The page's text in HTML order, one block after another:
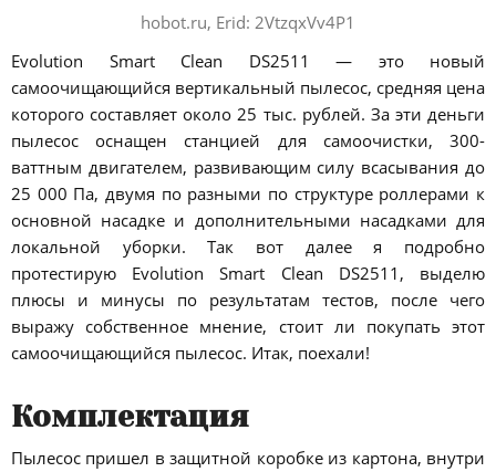
hobot.ru, Erid: 2VtzqxVv4P1
Evolution Smart Clean DS2511 — это новый
самоочищающийся вертикальный пылесос, средняя цена
которого составляет около 25 тыс. рублей. За эти деньги
пылесос оснащен станцией для самоочистки, 300-
ваттным двигателем, развивающим силу всасывания до
25 000 Па, двумя по разными по структуре роллерами к
основной насадке и дополнительными насадками для
локальной уборки. Так вот далее я подробно
протестирую Evolution Smart Clean DS2511, выделю
плюсы и минусы по результатам тестов, после чего
выражу собственное мнение, стоит ли покупать этот
самоочищающийся пылесос. Итак, поехали!
Комплектация
Пылесос пришел в защитной коробке из картона, внутри